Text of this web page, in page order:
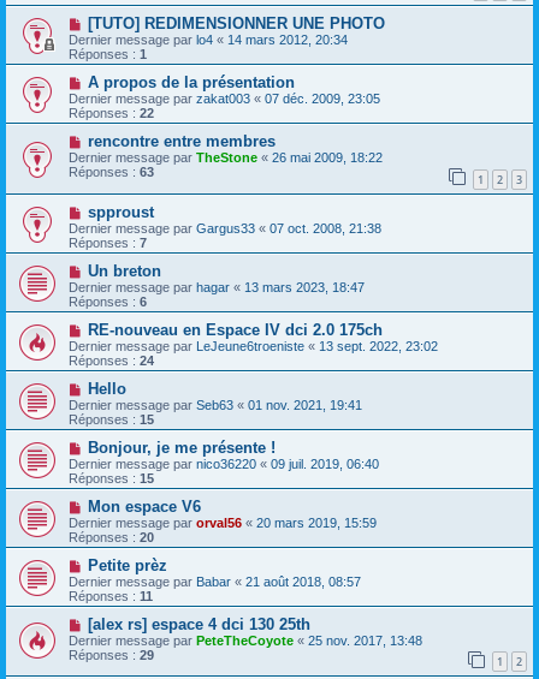
[TUTO] REDIMENSIONNER UNE PHOTO
Dernier message par lo4 « 14 mars 2012, 20:34
Réponses : 1
A propos de la présentation
Dernier message par zakat003 « 07 déc. 2009, 23:05
Réponses : 22
rencontre entre membres
Dernier message par TheStone « 26 mai 2009, 18:22
Réponses : 63 1 2 3
spproust
Dernier message par Gargus33 « 07 oct. 2008, 21:38
Réponses : 7
Un breton
Dernier message par hagar « 13 mars 2023, 18:47
Réponses : 6
RE-nouveau en Espace IV dci 2.0 175ch
Dernier message par LeJeune6troeniste « 13 sept. 2022, 23:02
Réponses : 24
Hello
Dernier message par Seb63 « 01 nov. 2021, 19:41
Réponses : 15
Bonjour, je me présente !
Dernier message par nico36220 « 09 juil. 2019, 06:40
Réponses : 15
Mon espace V6
Dernier message par orval56 « 20 mars 2019, 15:59
Réponses : 20
Petite prèz
Dernier message par Babar « 21 août 2018, 08:57
Réponses : 11
[alex rs] espace 4 dci 130 25th
Dernier message par PeteTheCoyote « 25 nov. 2017, 13:48
Réponses : 29 1 2